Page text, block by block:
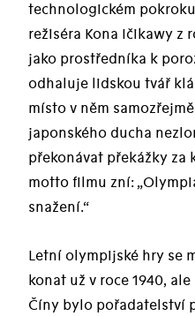
technologickém
režiséra Kona Ičikawy z
jako prostředníka k
odhaluje lidskou tvář
místo v něm
japonského ducha
překonávat překážky za
motto filmu zní:
snažení.“
Letní olympijské hry se
konat už v roce 1940,
Číny bylo pořadatelství